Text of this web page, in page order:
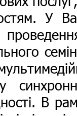
У
В